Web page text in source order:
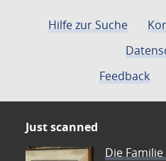
Hilfe zur Suche
Feedback
Just scanned
Die